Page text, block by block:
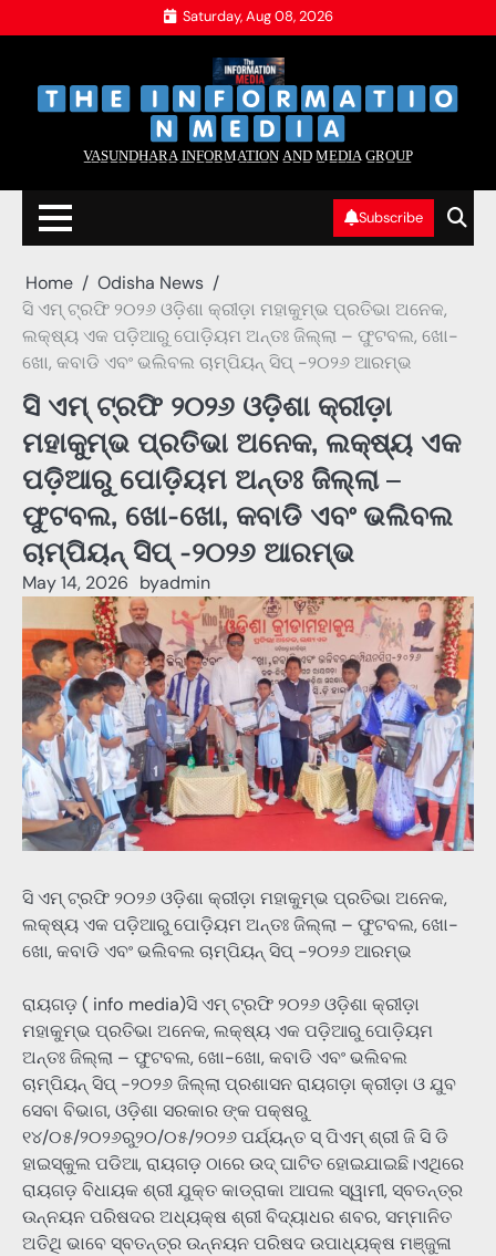
to
Saturday, Aug 08, 2026
V̲A̲S̲U̲N̲D̲H̲A̲R̲A̲ I̲N̲F̲O̲R̲M̲A̲T̲I̲O̲N̲ A̲N̲D̲ M̲E̲D̲I̲A̲ G̲R̲O̲U̲P̲
Subscribe
Home
Odisha News
ସି ଏମ୍ ଟ୍ରଫି ୨୦୨୬ ଓଡ଼ିଶା କ୍ରୀଡ଼ା ମହାକୁମ୍ଭ ପ୍ରତିଭା ଅନେକ,
ଲକ୍ଷ୍ୟ ଏକ ପଡ଼ିଆରୁ ପୋଡ଼ିୟମ ଅନ୍ତଃ ଜିଲ୍ଲା – ଫୁଟବଲ, ଖୋ-
ଖୋ, କବାଡି ଏବଂ ଭଲିବଲ ଚାମ୍ପିୟନ୍ ସିପ୍ -୨୦୨୬ ଆରମ୍ଭ
ସି ଏମ୍ ଟ୍ରଫି ୨୦୨୬ ଓଡ଼ିଶା କ୍ରୀଡ଼ା
ମହାକୁମ୍ଭ ପ୍ରତିଭା ଅନେକ, ଲକ୍ଷ୍ୟ ଏକ
ପଡ଼ିଆରୁ ପୋଡ଼ିୟମ ଅନ୍ତଃ ଜିଲ୍ଲା –
ଫୁଟବଲ, ଖୋ-ଖୋ, କବାଡି ଏବଂ ଭଲିବଲ
ଚାମ୍ପିୟନ୍ ସିପ୍ -୨୦୨୬ ଆରମ୍ଭ
May 14, 2026 byadmin
ସି ଏମ୍ ଟ୍ରଫି ୨୦୨୬ ଓଡ଼ିଶା କ୍ରୀଡ଼ା ମହାକୁମ୍ଭ ପ୍ରତିଭା ଅନେକ,
ଲକ୍ଷ୍ୟ ଏକ ପଡ଼ିଆରୁ ପୋଡ଼ିୟମ ଅନ୍ତଃ ଜିଲ୍ଲା – ଫୁଟବଲ, ଖୋ-
ଖୋ, କବାଡି ଏବଂ ଭଲିବଲ ଚାମ୍ପିୟନ୍ ସିପ୍ -୨୦୨୬ ଆରମ୍ଭ
ରାୟଗଡ଼ ( info media)ସି ଏମ୍ ଟ୍ରଫି ୨୦୨୬ ଓଡ଼ିଶା କ୍ରୀଡ଼ା
ମହାକୁମ୍ଭ ପ୍ରତିଭା ଅନେକ, ଲକ୍ଷ୍ୟ ଏକ ପଡ଼ିଆରୁ ପୋଡ଼ିୟମ
ଅନ୍ତଃ ଜିଲ୍ଲା – ଫୁଟବଲ, ଖୋ-ଖୋ, କବାଡି ଏବଂ ଭଲିବଲ
ଚାମ୍ପିୟନ୍ ସିପ୍ -୨୦୨୬ ଜିଲ୍ଲା ପ୍ରଶାସନ ରାୟଗଡ଼ା କ୍ରୀଡ଼ା ଓ ଯୁବ
ସେବା ବିଭାଗ, ଓଡ଼ିଶା ସରକାର ଙ୍କ ପକ୍ଷରୁ
୧୪/୦୫/୨୦୨୬ରୁ୨୦/୦୫/୨୦୨୬ ପର୍ଯ୍ୟନ୍ତ ସ୍ ପିଏମ୍ ଶ୍ରୀ ଜି ସି ଡି
ହାଇସ୍କୁଲ ପଡିଆ, ରାୟଗଡ଼ ଠାରେ ଉଦ୍ ଘାଟିତ ହୋଇଯାଇଛି।ଏଥିରେ
ରାୟଗଡ଼ ବିଧାୟକ ଶ୍ରୀ ଯୁକ୍ତ କାଡ୍ରାକା ଆପଲ ସ୍ୱାମୀ, ସ୍ବତନ୍ତ୍ର
ଉନ୍ନୟନ ପରିଷଦର ଅଧ୍ୟକ୍ଷ ଶ୍ରୀ ବିଦ୍ୟାଧର ଶବର, ସମ୍ମାନିତ
ଅତିଥି ଭାବେ ସ୍ବତନ୍ତ୍ର ଉନ୍ନୟନ ପରିଷଦ ଉପାଧ୍ୟକ୍ଷ ମଞ୍ଜୁଳା